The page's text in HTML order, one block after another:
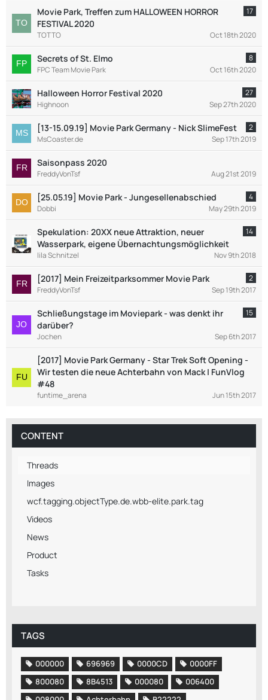
Movie Park, Treffen zum HALLOWEEN HORROR
FESTIVAL 2020
17
TOTTO Oct 18th 2020
Secrets of St. Elmo
8
FPC Team Movie Park
Oct 16th 2020
Halloween Horror Festival 2020
27
Highnoon
Sep 27th 2020
[13-15.09.19] Movie Park Germany - Nick SlimeFest
2
MsCoaster.de
Sep 17th 2019
Saisonpass 2020
FreddyVonTsf Aug 21st 2019
[25.05.19] Movie Park - Jungesellenabschied
4
Dobbi
May 29th 2019
Spekulation: 20XX neue Attraktion, neuer
Wasserpark, eigene Übernachtungsmöglichkeit
14
lila Schnitzel Nov 9th 2018
[2017] Mein Freizeitparksommer Movie Park
2
FreddyVonTsf
Sep 19th 2017
Schließungstage im Moviepark - was denkt ihr
darüber?
15
Jochen Sep 6th 2017
[2017] Movie Park Germany - Star Trek Soft Opening -
Wir testen die neue Achterbahn von Mack | FunVlog
#48
funtime_arena Jun 15th 2017
CONTENT
Threads
Images
wcf.tagging.objectType.de.wbb-elite.park.tag
Videos
News
Product
Tasks
TAGS
000000 696969 0000CD
0000FF
800080
8B4513 000080
006400